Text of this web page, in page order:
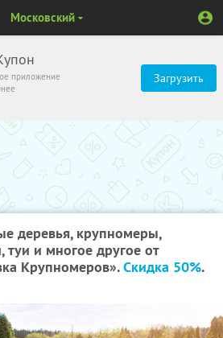
приложение
Загрузить
Московский
деревья, крупномеры,
туи и многое другое от
Крупномеров».Скидка 50%.